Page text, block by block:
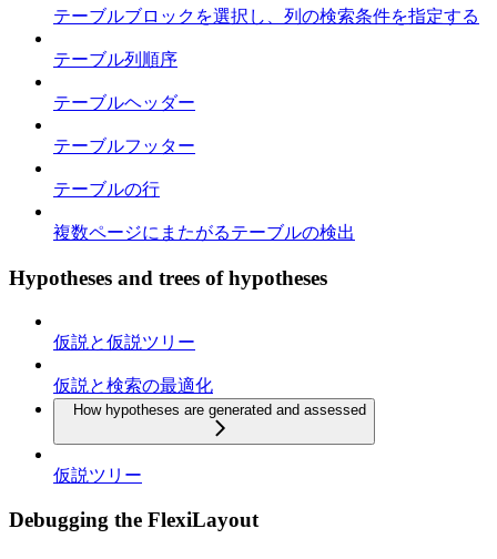
テーブルブロックを選択し、列の検索条件を指定する
テーブル列順序
テーブルヘッダー
テーブルフッター
テーブルの行
複数ページにまたがるテーブルの検出
Hypotheses and trees of hypotheses
仮説と仮説ツリー
仮説と検索の最適化
How hypotheses are generated and assessed
仮説ツリー
Debugging the FlexiLayout